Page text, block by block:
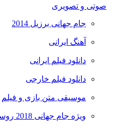
صوتی و تصویری
جام جهانی برزیل 2014
آهنگ ایرانی
دانلود فیلم ایرانی
دانلود فیلم خارجی
موسیقی متن بازی و فیلم
ویژه جام جهانی 2018 روسیه